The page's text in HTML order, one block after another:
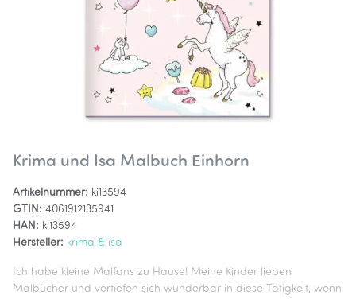
Krima und Isa Malbuch Einhorn
Artikelnummer: ki13594
GTIN: 4061912135941
HAN: ki13594
Hersteller: krima & isa
Ich habe kleine Malfans zu Hause! Meine Kinder lieben
Malbücher und vertiefen sich wunderbar in diese Tätigkeit, wenn